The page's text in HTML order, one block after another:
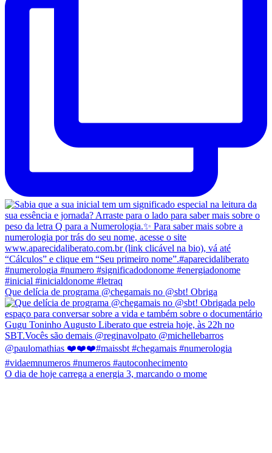
Que delícia de programa @chegamais no @sbt! Obriga
O dia de hoje carrega a energia 3, marcando o mome